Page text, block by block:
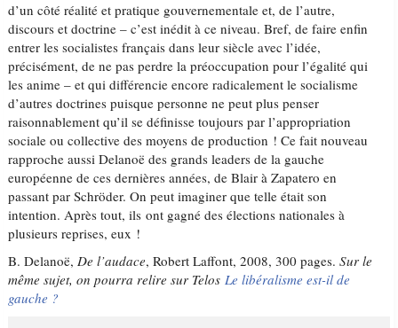
d’un côté réalité et pratique gouvernementale et, de l’autre,
discours et doctrine – c’est inédit à ce niveau. Bref, de faire enfin
entrer les socialistes français dans leur siècle avec l’idée,
précisément, de ne pas perdre la préoccupation pour l’égalité qui
les anime – et qui différencie encore radicalement le socialisme
d’autres doctrines puisque personne ne peut plus penser
raisonnablement qu’il se définisse toujours par l’appropriation
sociale ou collective des moyens de production ! Ce fait nouveau
rapproche aussi Delanoë des grands leaders de la gauche
européenne de ces dernières années, de Blair à Zapatero en
passant par Schröder. On peut imaginer que telle était son
intention. Après tout, ils ont gagné des élections nationales à
plusieurs reprises, eux !
B. Delanoë,De l’audace, Robert Laffont, 2008, 300 pages.Sur le
même sujet, on pourra relire sur TelosLe libéralisme est-il de
gauche ?